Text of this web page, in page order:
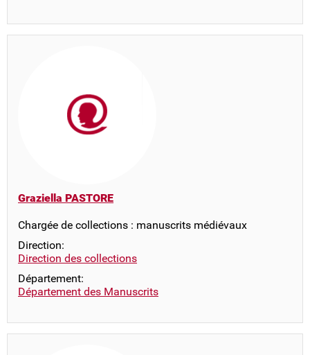
Graziella PASTORE
Chargée de collections : manuscrits médiévaux
Direction:
Direction des collections
Département:
Département des Manuscrits